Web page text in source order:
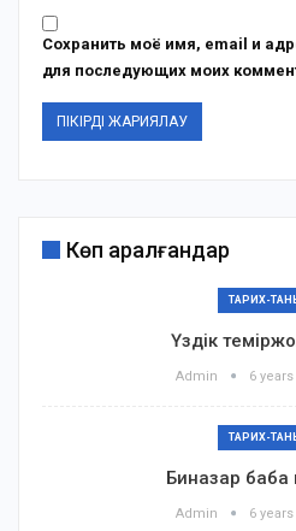
Сохранить моё имя, email и
для последующих моих
Көп қаралғандар
ТАРИХ-
Үздік
Admin 6
ТАРИХ-
Биназар баба
Admin 6